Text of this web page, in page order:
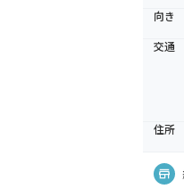
向き
交通
住所